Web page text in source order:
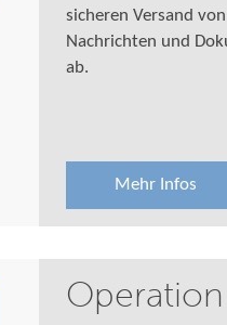
sicheren Versand
Nachrichten und
ab.
Mehr Infos
Operation